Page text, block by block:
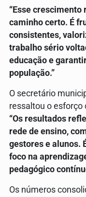
“Esse crescimento
caminho certo. É
consistentes,
trabalho sério
educação e
população.”
O secretário
ressaltou o esforço
“Os resultados
rede de ensino,
gestores e alunos.
foco na
pedagógico
Os números